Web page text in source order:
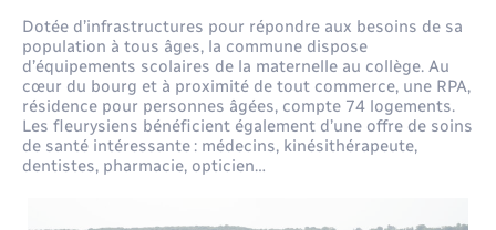
Dotée d’infrastructures pour répondre aux besoins de sa
population à tous âges, la commune dispose
d’équipements scolaires de la maternelle au collège. Au
cœur du bourg et à proximité de tout commerce, une RPA,
résidence pour personnes âgées, compte 74 logements.
Les fleurysiens bénéficient également d’une offre de soins
de santé intéressante : médecins, kinésithérapeute,
dentistes, pharmacie, opticien…